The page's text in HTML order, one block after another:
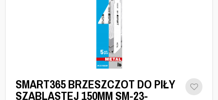
SMART365 BRZESZCZOT DO PIŁY
SZABLASTEJ 150MM SM-23-